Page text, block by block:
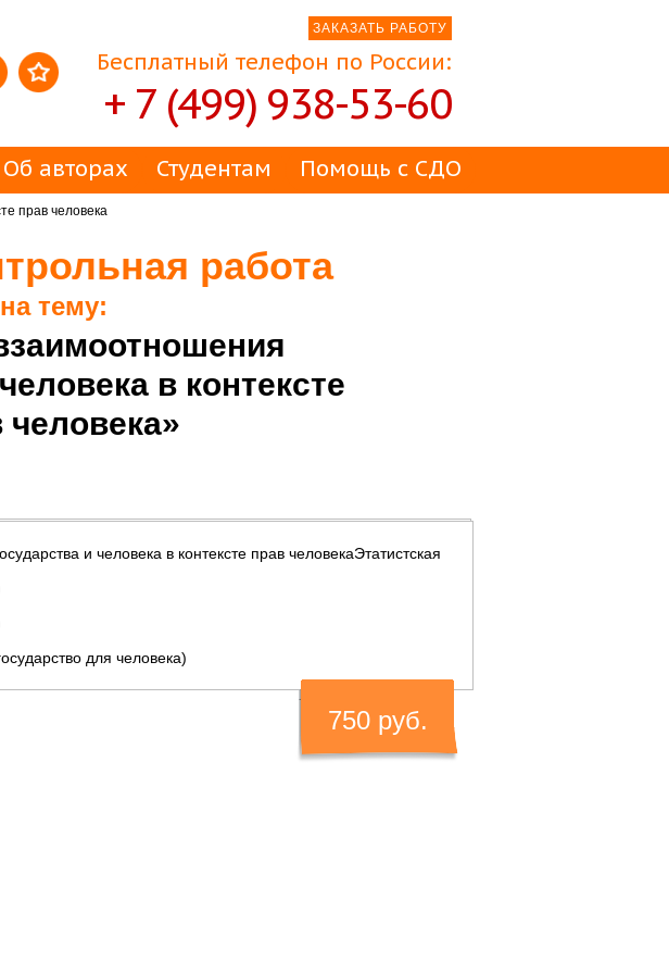
ЗАКАЗАТЬ РАБОТУ
Бесплатный телефон по России:
+ 7 (499) 938-53-60
Об авторах Студентам Помощь с СДО
прав человека
работа
на тему:
в контексте
человека»
и человека в контексте прав человекаЭтатистская
для человека)
750 руб.